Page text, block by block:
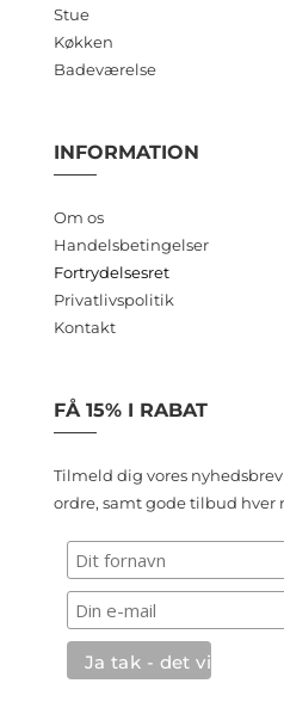
Stue
Køkken
Badeværelse
INFORMATION
Om os
Handelsbetingelser
Fortrydelsesret
Privatlivspolitik
Kontakt
FÅ 15% I RABAT
Tilmeld dig vores nyhedsbrev
ordre, samt gode tilbud hver